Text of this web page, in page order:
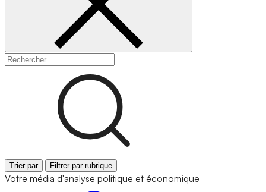
Trier par Filtrer par rubrique
Votre média d'analyse politique et économique